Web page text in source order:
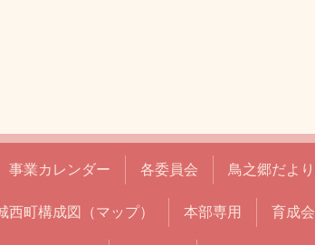
事業カレンダー 各委員会 鳥之郷だより
西町構成図（マップ） 本部専用 育成会